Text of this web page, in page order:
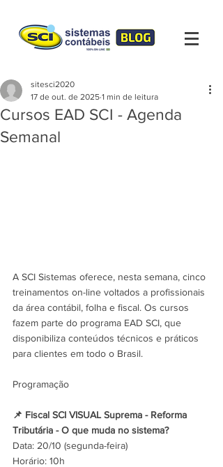
Cursos EAD SCI - Agenda
Semanal
sitesci2020
17 de out. de 2025 1 min de leitura
A SCI Sistemas oferece, nesta semana, cinco
treinamentos on-line voltados a profissionais
da área contábil, folha e fiscal. Os cursos
fazem parte do programa EAD SCI, que
disponibiliza conteúdos técnicos e práticos
para clientes em todo o Brasil.
Programação
📌 Fiscal SCI VISUAL Suprema - Reforma
Tributária - O que muda no sistema?
Data: 20/10 (segunda-feira)
Horário: 10h